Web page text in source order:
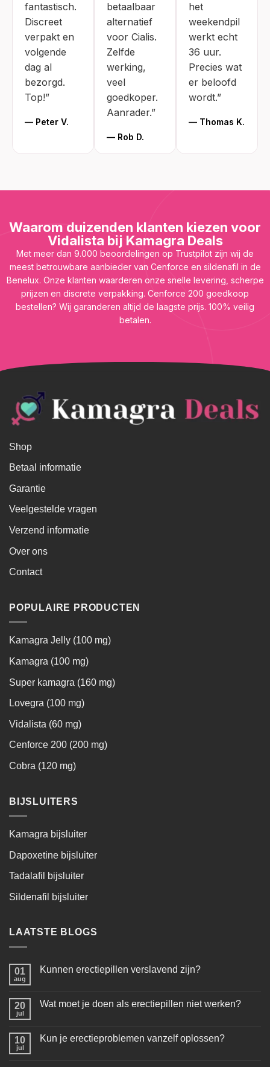
fantastisch.
Discreet
verpakt en
volgende
dag al
bezorgd.
Top!”
— Peter V.
betaalbaar
alternatief
voor Cialis.
Zelfde
werking,
veel
goedkoper.
Aanrader.”
— Rob D.
het
weekendpil
werkt echt
36 uur.
Precies wat
er beloofd
wordt.”
— Thomas K.
Waarom duizenden klanten kiezen voor
Vidalista bij Kamagra Deals
Met meer dan 9.000 beoordelingen op Trustpilot zijn wij de
meest betrouwbare aanbieder van Cenforce en sildenafil in de
Benelux. Onze klanten waarderen onze snelle levering, scherpe
prijzen en discrete verpakking. Cenforce 200 goedkoop
bestellen? Wij garanderen altijd de laagste prijs. 100% veilig
betalen.
Shop
Betaal informatie
Garantie
Veelgestelde vragen
Verzend informatie
Over ons
Contact
POPULAIRE PRODUCTEN
Kamagra Jelly (100 mg)
Kamagra (100 mg)
Super kamagra (160 mg)
Lovegra (100 mg)
Vidalista (60 mg)
Cenforce 200 (200 mg)
Cobra (120 mg)
BIJSLUITERS
Kamagra bijsluiter
Dapoxetine bijsluiter
Tadalafil bijsluiter
Sildenafil bijsluiter
LAATSTE BLOGS
01
aug
Kunnen erectiepillen verslavend zijn?
20
jul
Wat moet je doen als erectiepillen niet werken?
10
jul
Kun je erectieproblemen vanzelf oplossen?